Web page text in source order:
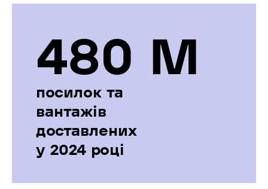
480 М
посилок та
вантажів
доставлених
у 2024 році